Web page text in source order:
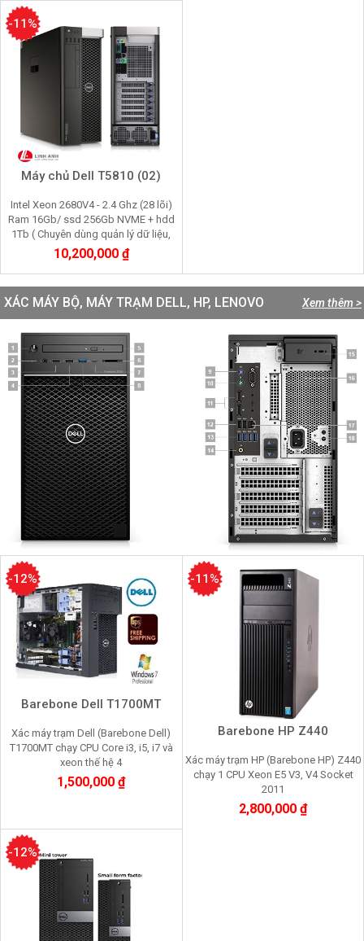
Máy chủ Dell T5810 (02)
Intel Xeon 2680V4 - 2.4 Ghz (28 lõi)
Ram 16Gb/ ssd 256Gb NVME + hdd
1Tb ( Chuyên dùng quản lý dữ liệu,
chạy phần mềm kế toán doanh
nghiệp)
10,200,000 ₫
-11%
Xem thêm >
XÁC MÁY BỘ, MÁY TRẠM DELL, HP, LENOVO
Barebone Dell T1700MT
Xác máy trạm Dell (Barebone Dell)
T1700MT chạy CPU Core i3, i5, i7 và
xeon thế hệ 4
1,500,000 ₫
-12%
Barebone HP Z440
Xác máy trạm HP (Barebone HP) Z440
chạy 1 CPU Xeon E5 V3, V4 Socket
2011
2,800,000 ₫
-11%
-12%